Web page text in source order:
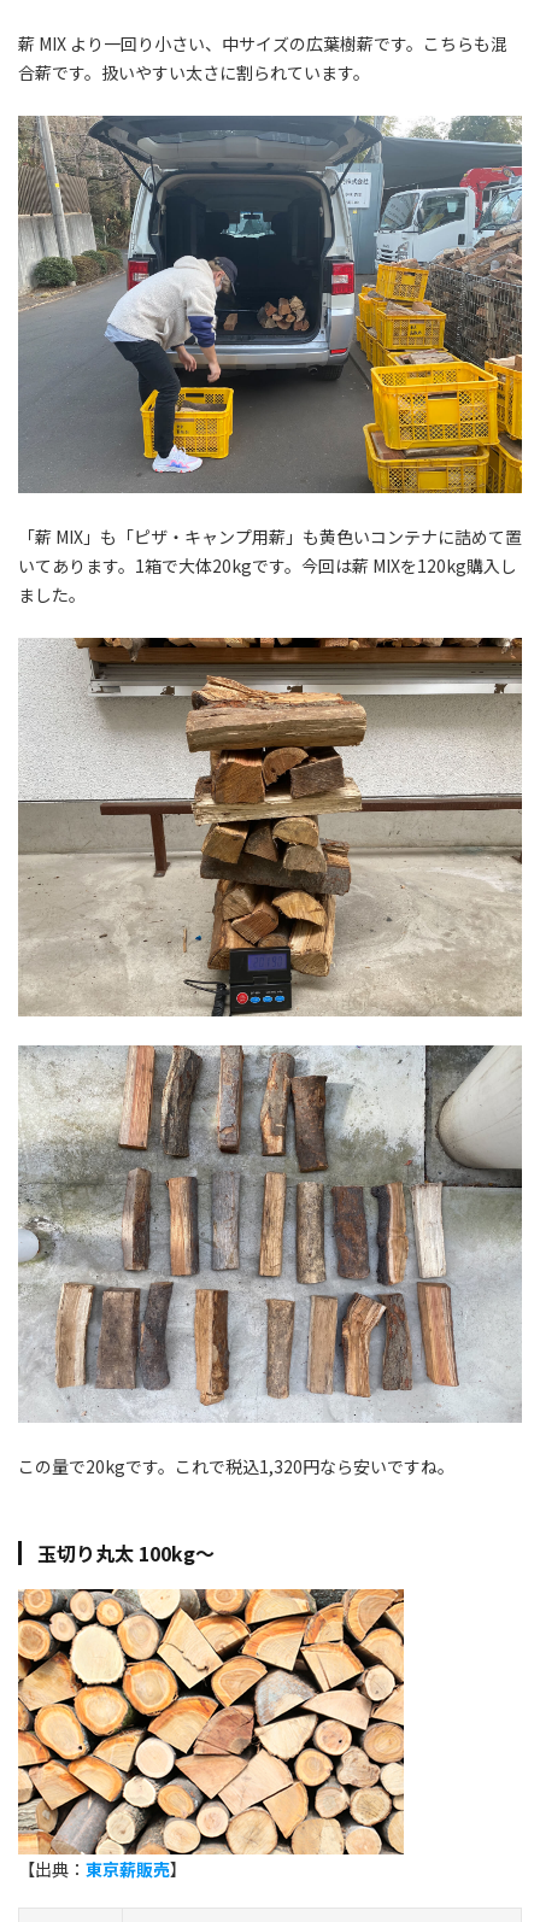
薪 MIX より一回り小さい、中サイズの広葉樹薪です。こちらも混
合薪です。扱いやすい太さに割られています。
「薪 MIX」も「ピザ・キャンプ用薪」も黄色いコンテナに詰めて置
いてあります。1箱で大体20kgです。今回は薪 MIXを120kg購入し
ました。
この量で20kgです。これで税込1,320円なら安いですね。
玉切り丸太 100kg〜
【出典： 東京薪販売】